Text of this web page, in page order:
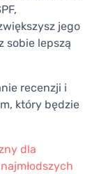
jego
sobie lepszą
recenzji i
który będzie
dla